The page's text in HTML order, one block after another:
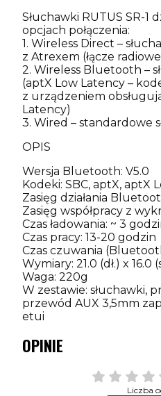
Słuchawki RUTUS SR-1
opcjach połączenia:
1. Wireless Direct –
z Atrexem (łącze
2. Wireless Bluetooth –
(aptX Low Latency –
z urządzeniem
Latency)
3. Wired – standardowe
OPIS
Wersja Bluetooth: V5.0
Kodeki: SBC, aptX, aptX
Zasięg działania
Zasięg współpracy z
Czas ładowania: ~ 3
Czas pracy: 13-20 godzin
Czas czuwania
Wymiary: 21.0 (dł.) x 16.0
Waga: 220g
W zestawie: słuchawki,
przewód AUX 3,5mm
etui
OPINIE
Liczba